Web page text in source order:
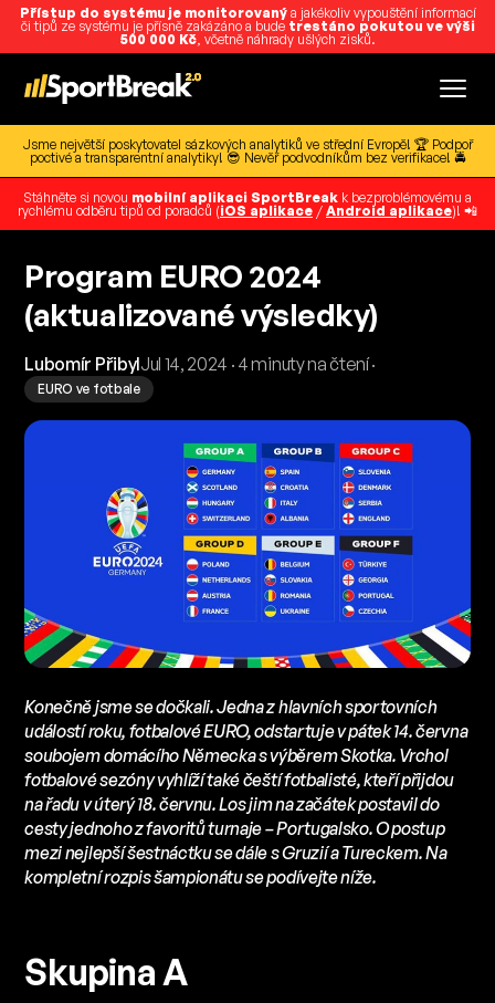
Přístup do systému je monitorovanýa jakékoliv vypouštění informací
či tipů ze systému je přísně zakázáno a bude trestáno pokutou ve výši
500 000 Kč, včetně náhrady ušlých zisků.
Jsme největší poskytovatel sázkových analytiků ve střední Evropě! 🏆 Podpoř
poctivé a transparentní analytiky! 😎 Nevěř podvodníkům bez verifikace! 🚔
Stáhněte si novou mobilní aplikaci SportBreak k bezproblémovému a
rychlému odběru tipů od poradců (iOS aplikace / Android aplikace)! 📲
Program EURO 2024
(aktualizované výsledky)
Lubomír PřibylJul 14, 2024 · 4 minuty na čtení ·
EURO ve fotbale
Konečně jsme se dočkali. Jedna z hlavních sportovních
událostí roku, fotbalové EURO, odstartuje v pátek 14. června
soubojem domácího Německa s výběrem Skotka. Vrchol
fotbalové sezóny vyhlíží také čeští fotbalisté, kteří přijdou
na řadu v úterý 18. červnu. Los jim na začátek postavil do
cesty jednoho z favoritů turnaje – Portugalsko. O postup
mezi nejlepší šestnáctku se dále s Gruzií a Tureckem. Na
kompletní rozpis šampionátu se podívejte níže.
Skupina A